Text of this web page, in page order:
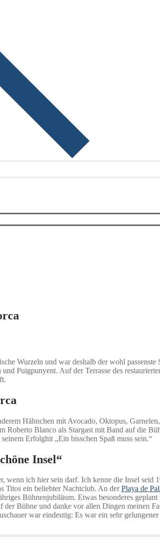
Wurzeln und war deshalb der wohl
Puigpunyent. Auf der Terrasse des
Hähnchen mit Avocado, Oktopus,
Roberto Blanco als Stargast mit Band auf die
Erfolghit „Ein bisschen Spaß muss sein.“
Insel“
ich hier sein darf. Ich kenne die Insel
Titos ein beliebter Nachtclub. An derPlaya de
Bühnenjubiläum. Etwas besonderes
Bühne und danke vor allen Dingen meinen
war eindeutig: Es war ein sehr